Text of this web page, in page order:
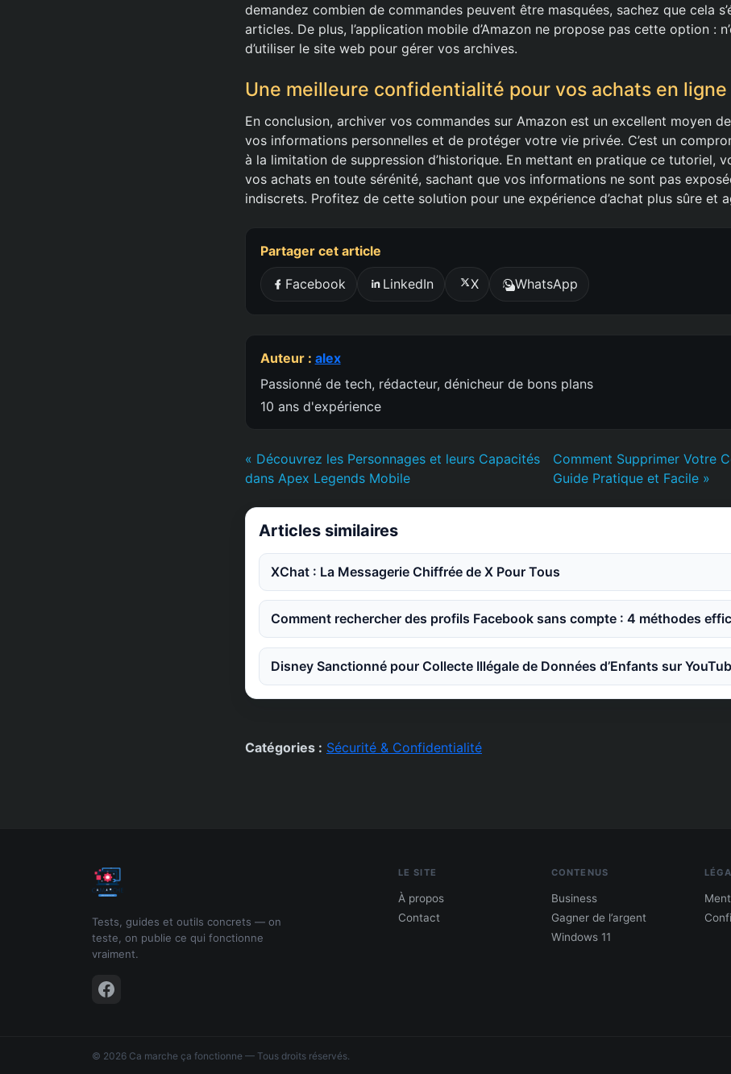
demandez combien de commandes peuvent être masquées, sachez que cela
articles. De plus, l’application mobile d’Amazon ne propose pas cette option :
d’utiliser le site web pour gérer vos archives.
Une meilleure confidentialité pour vos achats en ligne
En conclusion, archiver vos commandes sur Amazon est un excellent moyen
vos informations personnelles et de protéger votre vie privée. C’est un
à la limitation de suppression d’historique. En mettant en pratique ce tutoriel,
vos achats en toute sérénité, sachant que vos informations ne sont pas
indiscrets. Profitez de cette solution pour une expérience d’achat plus sûre et
Partager cet article
Facebook LinkedIn X WhatsApp
Auteur : alex
Passionné de tech, rédacteur, dénicheur de bons plans
10 ans d'expérience
« Découvrez les Personnages et leurs Capacités
dans Apex Legends Mobile
Comment Supprimer Votre
Guide Pratique et Facile »
Articles similaires
XChat : La Messagerie Chiffrée de X Pour Tous
Comment rechercher des profils Facebook sans compte : 4 méthodes
Disney Sanctionné pour Collecte Illégale de Données d’Enfants sur
Catégories : Sécurité & Confidentialité
Tests, guides et outils concrets — on
teste, on publie ce qui fonctionne
vraiment.
LE SITE
À propos
Contact
CONTENUS
Business
Gagner de l’argent
Windows 11
© 2026 Ca marche ça fonctionne — Tous droits réservés.